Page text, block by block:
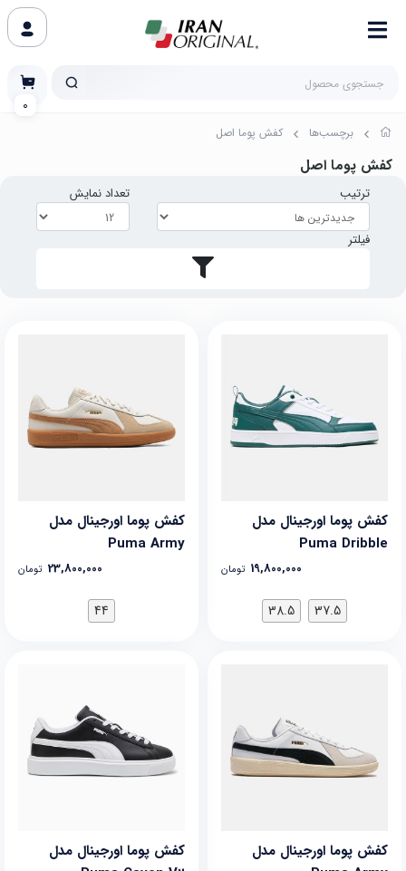
برچسب‌ها کفش پوما اصل
کفش پوما اصل
ترتیب تعداد نمایش
فیلتر
کفش پوما اورجینال مدل
Puma Dribble
19,800,000 تومان
37.5
38.5
کفش پوما اورجینال مدل
Puma Army
23,800,000 تومان
44
کفش پوما اورجینال مدل
کفش پوما اورجینال مدل
0